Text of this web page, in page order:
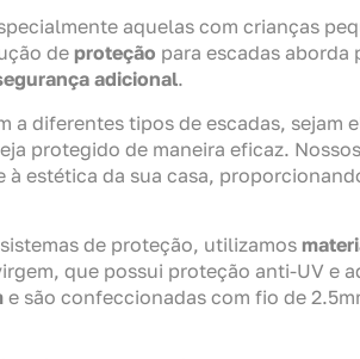
aquelas com crianças
de proteção para escadas aborda
adicional.
a diferentes tipos de escadas, sejam
protegido de maneira eficaz.
estética da sua casa,
de proteção, utilizamos
que possui proteção anti-UV e
e são confeccionadas com fio de